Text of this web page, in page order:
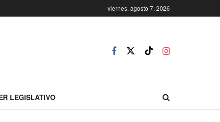
viernes, agosto 7, 2026
LEGISLATIVO